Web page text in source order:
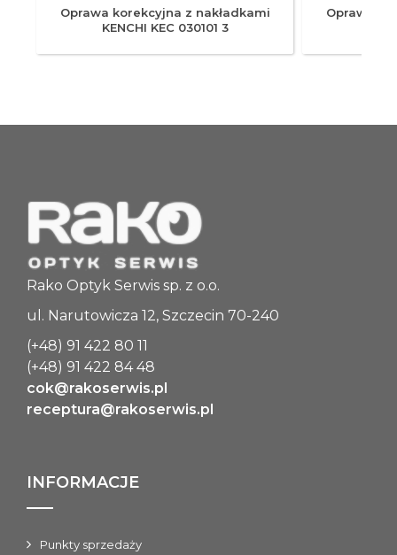
Oprawa korekcyjna z nakładkami
KENCHI KEC 030101 3
Oprawa
Rako Optyk Serwis sp. z o.o.
ul. Narutowicza 12, Szczecin 70-240
(+48) 91 422 80 11
(+48) 91 422 84 48
cok@rakoserwis.pl
receptura@rakoserwis.pl
INFORMACJE
Punkty sprzedaży